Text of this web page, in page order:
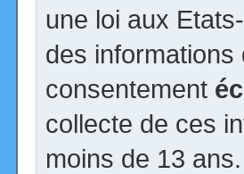
une loi aux
des
consentement
collecte de ces
moins de 13